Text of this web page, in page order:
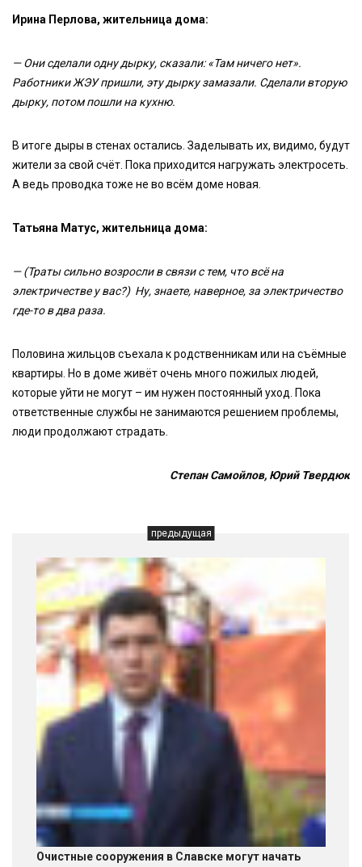
Ирина Перлова, жительница дома:
— Они сделали одну дырку, сказали: «Там ничего нет».
Работники ЖЭУ пришли, эту дырку замазали. Сделали вторую
дырку, потом пошли на кухню.
В итоге дыры в стенах остались. Заделывать их, видимо, будут
жители за свой счёт. Пока приходится нагружать электросеть.
А ведь проводка тоже не во всём доме новая.
Татьяна Матус, жительница дома:
— (Траты сильно возросли в связи с тем, что всё на
электричестве у вас?) Ну, знаете, наверное, за электричество
где-то в два раза.
Половина жильцов съехала к родственникам или на съёмные
квартиры. Но в доме живёт очень много пожилых людей,
которые уйти не могут – им нужен постоянный уход. Пока
ответственные службы не занимаются решением проблемы,
люди продолжают страдать.
Степан Самойлов, Юрий Твердюк
предыдущая
Очистные сооружения в Славске могут начать